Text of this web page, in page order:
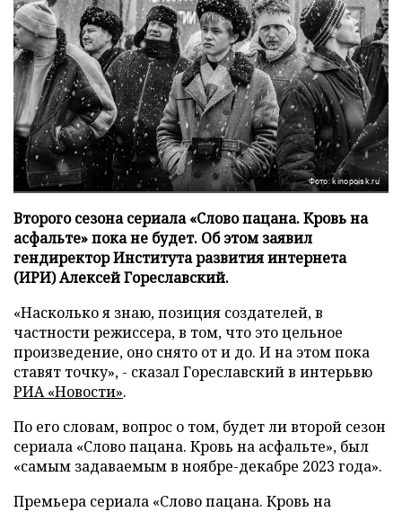
Фото: kinopoisk.ru
Второго сезона сериала «Слово пацана. Кровь на
асфальте» пока не будет. Об этом заявил
гендиректор Института развития интернета
(ИРИ) Алексей Гореславский.
«Насколько я знаю, позиция создателей, в
частности режиссера, в том, что это цельное
произведение, оно снято от и до. И на этом пока
ставят точку», - сказал Гореславский в интерьвю
РИА «Новости».
По его словам, вопрос о том, будет ли второй сезон
сериала «Слово пацана. Кровь на асфальте», был
«самым задаваемым в ноябре-декабре 2023 года».
Премьера сериала «Слово пацана. Кровь на